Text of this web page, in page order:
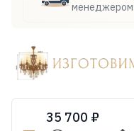
менеджером
35 700 ₽